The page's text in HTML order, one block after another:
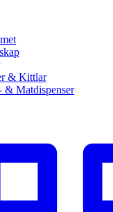
& Kittlar
& Matdispenser